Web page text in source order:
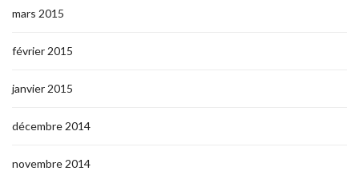
mars 2015
février 2015
janvier 2015
décembre 2014
novembre 2014